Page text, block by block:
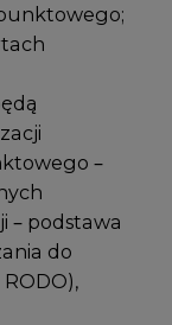
–
– podstawa
do